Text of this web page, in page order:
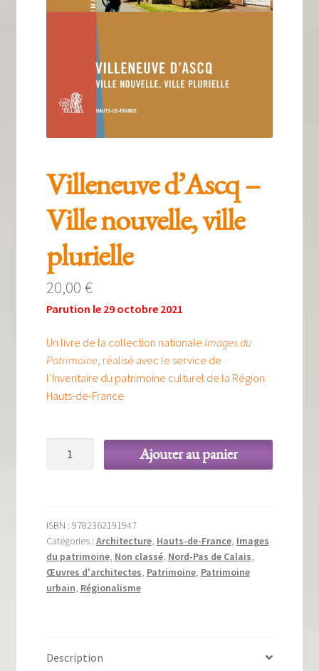
Tous nos livres
Qui sommes-nous ?
Les éditions Lieux Dits
Villeneuve d’Ascq –
Ville nouvelle, ville
plurielle
20,00 €
Parution le 29 octobre 2021
Un livre de la collection nationale Images du
Patrimoine, réalisé avec le service de
l’Inventaire du patrimoine culturel de la Région
Hauts-de-France
Ville
nouvelle,
ville
plurielle
Ajouter au panier
ISBN : 9782362191947
Catégories : Architecture, Hauts-de-France, Images
du patrimoine, Non classé, Nord-Pas de Calais,
Œuvres d'architectes, Patrimoine, Patrimoine
urbain, Régionalisme
Description